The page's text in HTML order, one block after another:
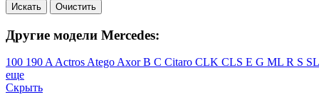
Искать Очистить
Другие модели Mercedes:
100 190 A Actros Atego AxorB C Citaro CLK CLS E G ML R S SL
еще
Скрыть